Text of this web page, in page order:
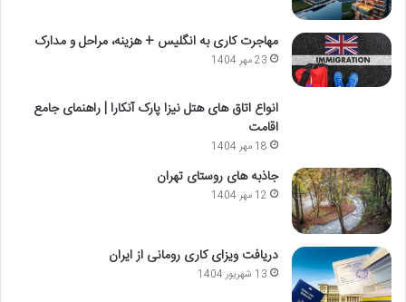
مهاجرت کاری به انگلیس + هزینه، مراحل و مدارک
23 مهر 1404
انواع اتاق های هتل نیزا پارک آنکارا | راهنمای جامع
اقامت
18 مهر 1404
جاذبه های روستای تهران
12 مهر 1404
دریافت ویزای کاری رومانی از ایران
13 شهریور 1404